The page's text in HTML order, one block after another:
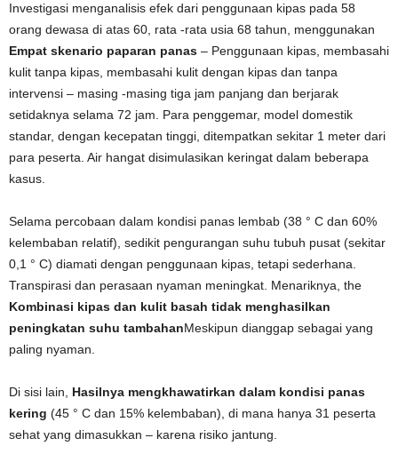
Investigasi menganalisis efek dari penggunaan kipas pada 58
orang dewasa di atas 60, rata -rata usia 68 tahun, menggunakan
Empat skenario paparan panas – Penggunaan kipas, membasahi
kulit tanpa kipas, membasahi kulit dengan kipas dan tanpa
intervensi – masing -masing tiga jam panjang dan berjarak
setidaknya selama 72 jam. Para penggemar, model domestik
standar, dengan kecepatan tinggi, ditempatkan sekitar 1 meter dari
para peserta. Air hangat disimulasikan keringat dalam beberapa
kasus.
Selama percobaan dalam kondisi panas lembab (38 ° C dan 60%
kelembaban relatif), sedikit pengurangan suhu tubuh pusat (sekitar
0,1 ° C) diamati dengan penggunaan kipas, tetapi sederhana.
Transpirasi dan perasaan nyaman meningkat. Menariknya, the
Kombinasi kipas dan kulit basah tidak menghasilkan
peningkatan suhu tambahanMeskipun dianggap sebagai yang
paling nyaman.
Di sisi lain, Hasilnya mengkhawatirkan dalam kondisi panas
kering (45 ° C dan 15% kelembaban), di mana hanya 31 peserta
sehat yang dimasukkan – karena risiko jantung.